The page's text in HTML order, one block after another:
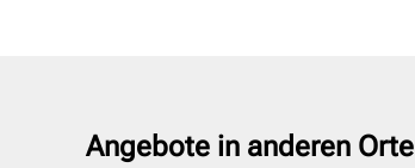
Angebote in anderen